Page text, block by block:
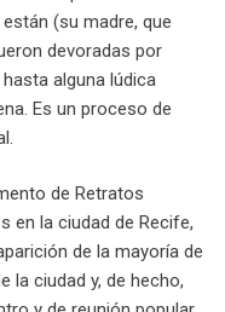
(su madre, que
devoradas por
alguna lúdica
Es un proceso de
de Retratos
en la ciudad de Recife,
de la mayoría de
la ciudad y, de hecho,